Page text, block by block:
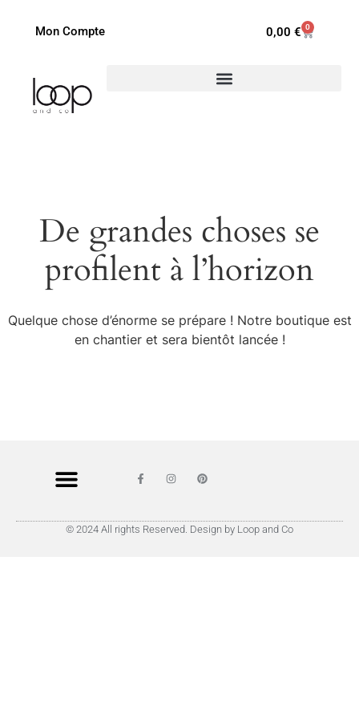
Mon Compte 0,00 € 0
De grandes choses se
profilent à l’horizon
Quelque chose d’énorme se prépare ! Notre boutique est
en chantier et sera bientôt lancée !
© 2024 All rights Reserved. Design by Loop and Co